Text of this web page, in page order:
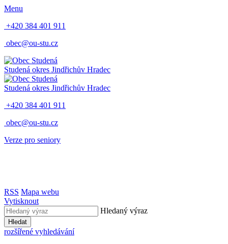
Menu
+420 384 401 911
obec@ou-stu.cz
Studená okres Jindřichův Hradec
Studená okres Jindřichův Hradec
+420 384 401 911
obec@ou-stu.cz
Verze pro seniory
RSS Mapa webu
Vytisknout
Hledaný výraz
Hledat
rozšířené vyhledávání